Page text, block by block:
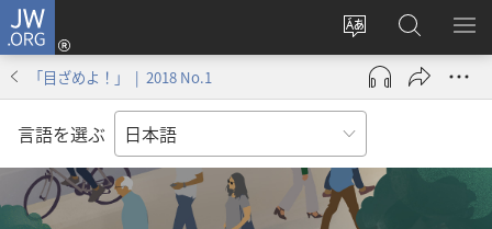
JW.ORG
サ
イ
ト
の
言
語
を
ロ
グ
ン
し
い
タ
JW.ORG
の
検
メ
を
「目ざめよ！」 | 2018 No.1
言語を選ぶ